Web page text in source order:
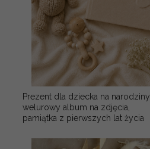
Prezent dla dziecka na narodziny
welurowy album na zdjęcia,
pamiątka z pierwszych lat życia